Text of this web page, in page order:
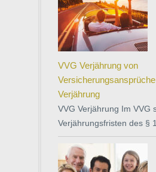
VVG Verjährung von
Verjährung
VVG Verjährung Im VVG
Verjährungsfristen des §